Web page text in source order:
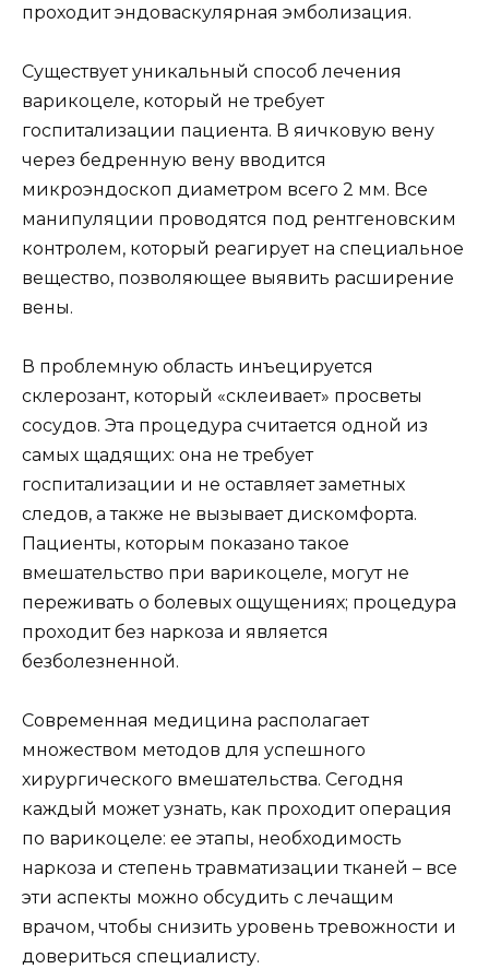
проходит эндоваскулярная эмболизация.
Существует уникальный способ лечения
варикоцеле, который не требует
госпитализации пациента. В яичковую вену
через бедренную вену вводится
микроэндоскоп диаметром всего 2 мм. Все
манипуляции проводятся под рентгеновским
контролем, который реагирует на специальное
вещество, позволяющее выявить расширение
вены.
В проблемную область инъецируется
склерозант, который «склеивает» просветы
сосудов. Эта процедура считается одной из
самых щадящих: она не требует
госпитализации и не оставляет заметных
следов, а также не вызывает дискомфорта.
Пациенты, которым показано такое
вмешательство при варикоцеле, могут не
переживать о болевых ощущениях; процедура
проходит без наркоза и является
безболезненной.
Современная медицина располагает
множеством методов для успешного
хирургического вмешательства. Сегодня
каждый может узнать, как проходит операция
по варикоцеле: ее этапы, необходимость
наркоза и степень травматизации тканей – все
эти аспекты можно обсудить с лечащим
врачом, чтобы снизить уровень тревожности и
довериться специалисту.